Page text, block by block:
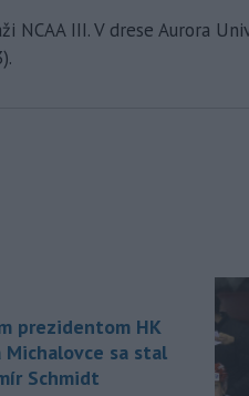
NCAA III. V drese Aurora
prezidentom HK
Michalovce sa stal
Schmidt